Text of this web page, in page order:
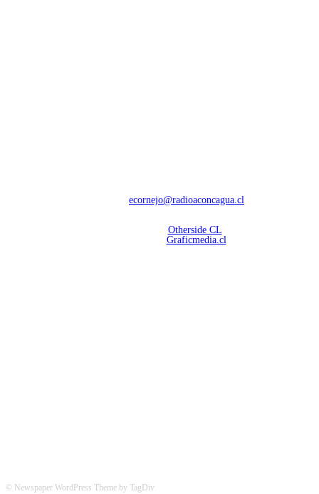
ecornejo@radioaconcagua.cl
Otherside CL
Graficmedia.cl
© Newspaper WordPress Theme by TagDiv